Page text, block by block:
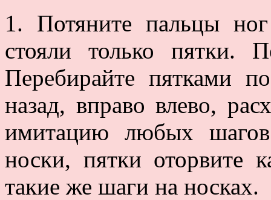
1. Потяните пальцы
стояли только пятки.
Перебирайте пятками
назад, вправо влево,
имитацию любых
носки, пятки оторвите
такие же шаги на носках.